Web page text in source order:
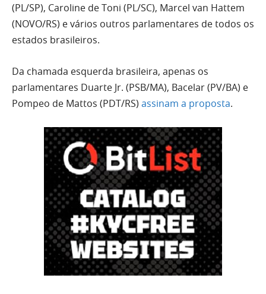
(PL/SP), Caroline de Toni (PL/SC), Marcel van Hattem
(NOVO/RS) e vários outros parlamentares de todos os
estados brasileiros.
Da chamada esquerda brasileira, apenas os
parlamentares Duarte Jr. (PSB/MA), Bacelar (PV/BA) e
Pompeo de Mattos (PDT/RS) assinam a proposta.